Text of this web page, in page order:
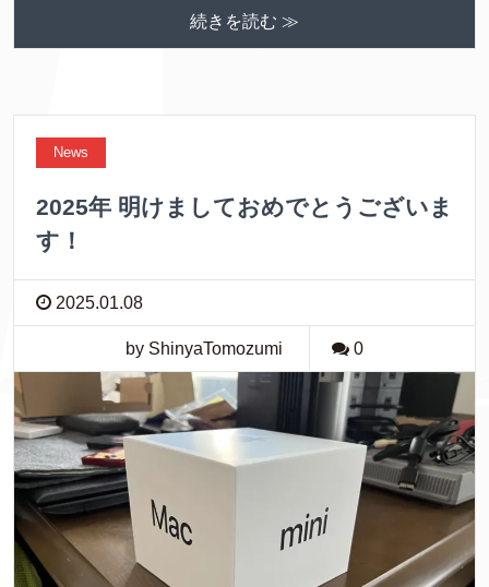
続きを読む ≫
News
2025年 明けましておめでとうございま
す！
2025.01.08
by ShinyaTomozumi 0